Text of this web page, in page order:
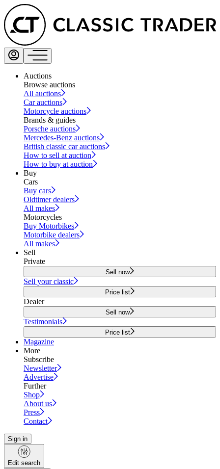
Auctions
Browse auctions
All auctions
Car auctions
Motorcycle auctions
Brands & guides
Porsche auctions
Mercedes-Benz auctions
British classic car auctions
How to sell at auction
How to buy at auction
Buy
Cars
Buy cars
Oldtimer dealers
All makes
Motorcycles
Buy Motorbikes
Motorbike dealers
All makes
Sell
Private
Sell now
Sell your classic
Price list
Dealer
Sell now
Testimonials
Price list
Magazine
More
Subscribe
Newsletter
Advertise
Further
Shop
About us
Press
Contact
Sign in
Edit search